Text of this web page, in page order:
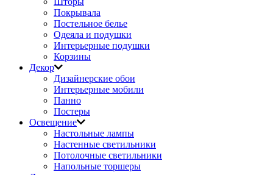
Покрывала
Постельное белье
Одеяла и подушки
Интерьерные подушки
Корзины
Декор
Дизайнерские обои
Интерьерные мобили
Панно
Постеры
Освещение
Настольные лампы
Настенные светильники
Потолочные светильники
Напольные торшеры